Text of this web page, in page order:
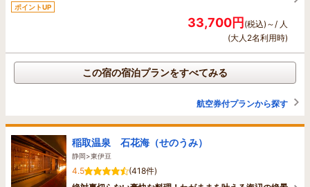
ポイントUP
33,700円(税込)～/ 人
(大人2名利用時)
この宿の宿泊プランをすべてみる
航空券付プランから探す
稲取温泉 石花海（せのうみ）
静岡>東伊豆
4.5
(418件)